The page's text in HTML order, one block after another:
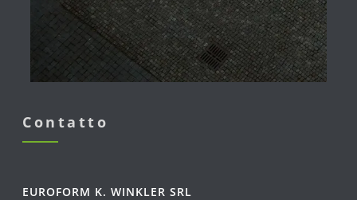
Contatto
EUROFORM K. WINKLER SRL